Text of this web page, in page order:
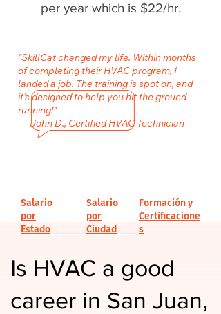
per year which is $22/hr.
"SkillCat changed my life. Within months
of completing their HVAC program, I
landed a job. The training is spot on, and
it’s designed to help you hit the ground
running!"
— John D., Certified HVAC Technician
Is HVAC a good
career in San Juan,
Salario
por
Estado
Salario
por
Ciudad
Formación y
Certificacione
s